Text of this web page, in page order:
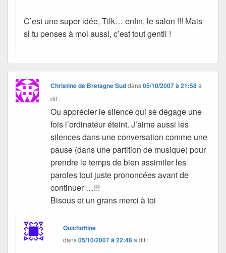
C’est une super idée, Tilk… enfin, le salon !!! Mais
si tu penses à moi aussi, c’est tout gentil !
Christine de Bretagne Suddans05/10/2007 à 21:58 a
dit :
Ou apprécier le silence qui se dégage une
fois l’ordinateur éteint. J’aime aussi les
silences dans une conversation comme une
pause (dans une partition de musique) pour
prendre le temps de bien assimiler les
paroles tout juste prononcées avant de
continuer …!!!
Bisous et un grans merci à toi
Quichottine
dans05/10/2007 à 22:48a dit :